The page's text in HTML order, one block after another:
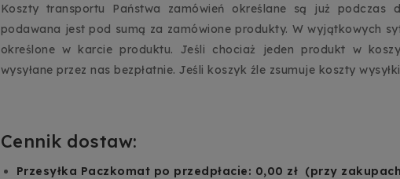
Koszty transportu Państwa zamówień określane są już podczas
podawana jest pod sumą za zamówione produkty. W wyjątkowych
określone w karcie produktu. Jeśli chociaż jeden produkt w
wysyłane przez nas bezpłatnie. Jeśli koszyk źle zsumuje koszty
Cennik dostaw:
Przesyłka Paczkomat po przedpłacie: 0,00 zł (przy